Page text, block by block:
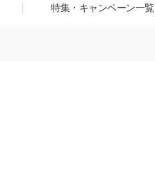
特集・キャンペーン一覧